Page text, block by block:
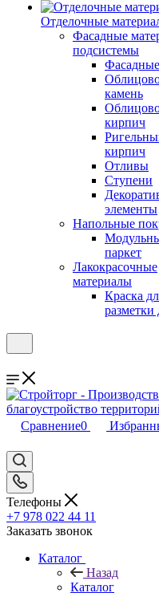
Отделочные
Фасадные
подсистемы
камень
кирпич
кирпич
Отливы
Ступени
элементы
Напольные
паркет
Лакокрасочные
материалы
Краска
разметки
Сравнение0
Телефоны
+7 978 022 44 11
Заказать звонок
Каталог
Назад
Каталог